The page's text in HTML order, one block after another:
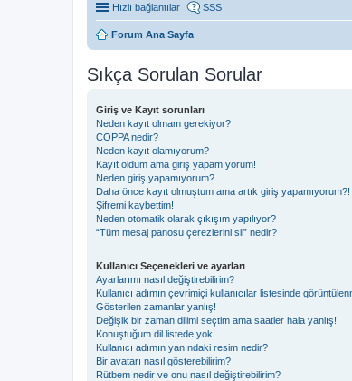
Hızlı bağlantılar SSS
Forum Ana Sayfa
Sıkça Sorulan Sorular
Giriş ve Kayıt sorunları
Neden kayıt olmam gerekiyor?
COPPA nedir?
Neden kayıt olamıyorum?
Kayıt oldum ama giriş yapamıyorum!
Neden giriş yapamıyorum?
Daha önce kayıt olmuştum ama artık giriş yapamıyorum?!
Şifremi kaybettim!
Neden otomatik olarak çıkışım yapılıyor?
“Tüm mesaj panosu çerezlerini sil” nedir?
Kullanıcı Seçenekleri ve ayarları
Ayarlarımı nasıl değiştirebilirim?
Kullanıcı adımın çevrimiçi kullanıcılar listesinde
Gösterilen zamanlar yanlış!
Değişik bir zaman dilimi seçtim ama saatler hala yanlış!
Konuştuğum dil listede yok!
Kullanıcı adımın yanındaki resim nedir?
Bir avatarı nasıl gösterebilirim?
Rütbem nedir ve onu nasıl değiştirebilirim?